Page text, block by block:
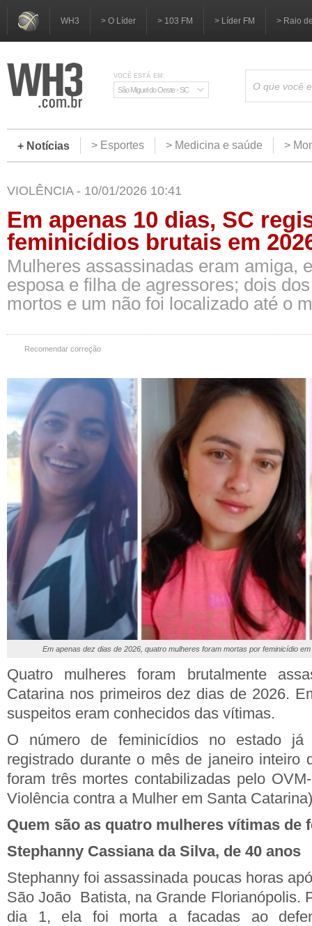
WH3 > O Líder > 103 FM > Líder FM > Raio
VOCÊ ESTÁ EM:
São Miguel do Oeste - SC
+ Notícias > Esportes > Medicina e saúde >
VIOLÊNCIA - 10/01/2026 10:41
Em apenas 10 dias, SC
feminicídios brutais em
Mulheres assassinadas eram amiga,
esposa e filha de agressores; dois
mortos e um não foi localizado até o
Recomendar correção
Em apenas dez dias de 2026, quatro mulheres foram mortas por feminicídio
Quatro mulheres foram brutalmente
Catarina nos primeiros dez dias de 2026.
suspeitos eram conhecidos das vítimas.
O número de feminicídios no estado
registrado durante o mês de janeiro inteiro
foram três mortes contabilizadas pelo
Violência contra a Mulher em Santa
Quem são as quatro mulheres vítimas de
Stephanny Cassiana da Silva, de 40 anos
Stephanny foi assassinada poucas horas
São João Batista, na Grande Florianópolis.
dia 1, ela foi morta a facadas ao